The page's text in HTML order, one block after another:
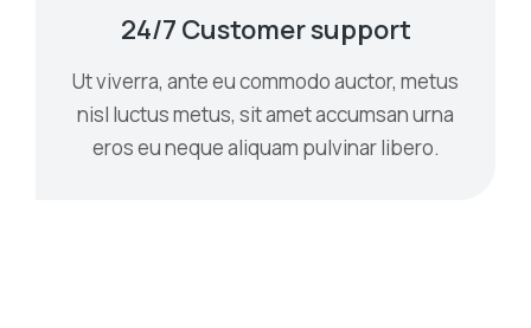
24/7 Customer support
Ut viverra, ante eu commodo auctor, metus
nisl luctus metus, sit amet accumsan urna
eros eu neque aliquam pulvinar libero.